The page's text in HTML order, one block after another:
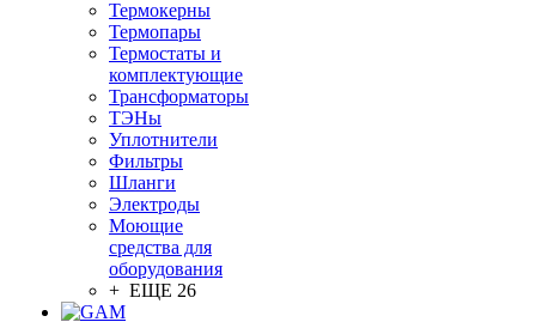
Термокерны
Термопары
Термостаты и
комплектующие
Трансформаторы
ТЭНы
Уплотнители
Фильтры
Шланги
Электроды
Моющие
средства для
оборудования
+ ЕЩЕ 26